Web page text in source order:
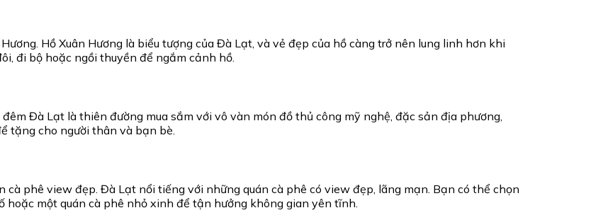
Hồ Xuân Hương là biểu tượng của Đà Lạt, và vẻ đẹp của hồ càng trở nên lung linh hơn khi
đi bộ hoặc ngồi thuyền để ngắm cảnh hồ.
Đà Lạt là thiên đường mua sắm với vô vàn món đồ thủ công mỹ nghệ, đặc sản địa phương,
tặng cho người thân và bạn bè.
cà phê view đẹp. Đà Lạt nổi tiếng với những quán cà phê có view đẹp, lãng mạn. Bạn có thể chọn
một quán cà phê nhỏ xinh để tận hưởng không gian yên tĩnh.